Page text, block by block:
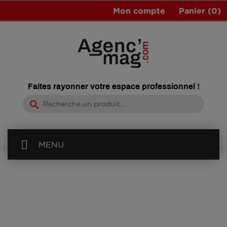
Panier (0)
Mon compte
Faites rayonner votre espace professionnel !
search
MENU